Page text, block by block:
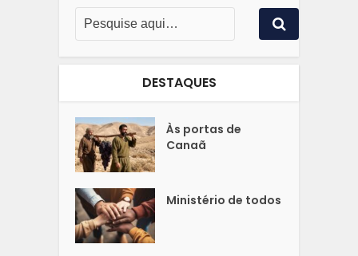
DESTAQUES
Às portas de
Canaã
Ministério de todos